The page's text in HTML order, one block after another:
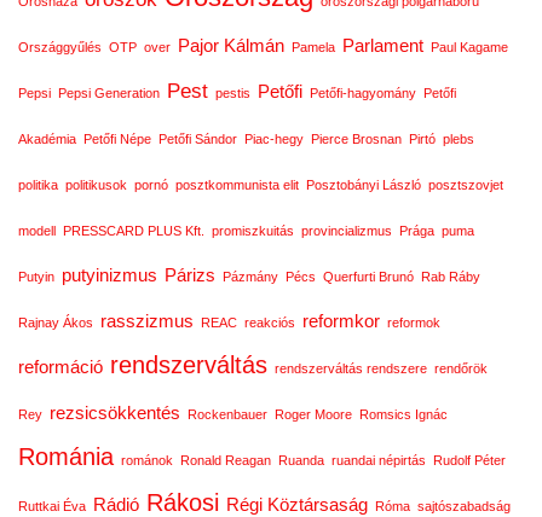
Országgyűlés OTP over Pajor Kálmán Pamela Parlament Paul Kagame
Pepsi Pepsi Generation Pest pestis Petőfi Petőfi-hagyomány Petőfi
Akadémia Petőfi Népe Petőfi Sándor Piac-hegy Pierce Brosnan Pirtó plebs
politika politikusok pornó posztkommunista elit Posztobányi László posztszovjet
modell PRESSCARD PLUS Kft. promiszkuitás provincializmus Prága puma
Putyin putyinizmus Párizs Pázmány Pécs Querfurti Brunó Rab Ráby
Rajnay Ákos rasszizmus REAC reakciós reformkor reformok
reformáció rendszerváltás rendszerváltás rendszere rendőrök
Rey rezsicsökkentés Rockenbauer Roger Moore Romsics Ignác
Románia románok Ronald Reagan Ruanda ruandai népirtás Rudolf Péter
Ruttkai Éva Rádió Rákosi Régi Köztársaság Róma sajtószabadság